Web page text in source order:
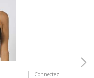
Connectez-